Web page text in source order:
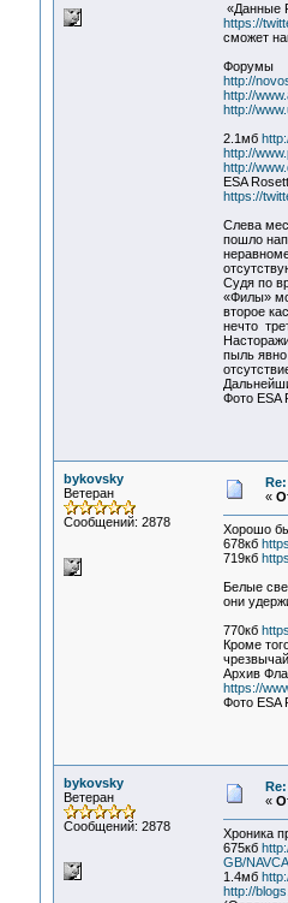
«Данные
https://
сможет
Форумы
http://
http://
http://
2.1мб
http://
http://
ESA
https://
Слева
пошло
Судя по
«Филы»
второе
нечто
пыль
Фото ESA
bykovsky
Ветеран
Сообщений: 2878
«
Хорошо
678кб
719кб
Белые
они
770кб
Кроме
Архив
https://
Фото ESA
bykovsky
Ветеран
Сообщений: 2878
«
Хроника
675кб
GB/
1.4мб
http://